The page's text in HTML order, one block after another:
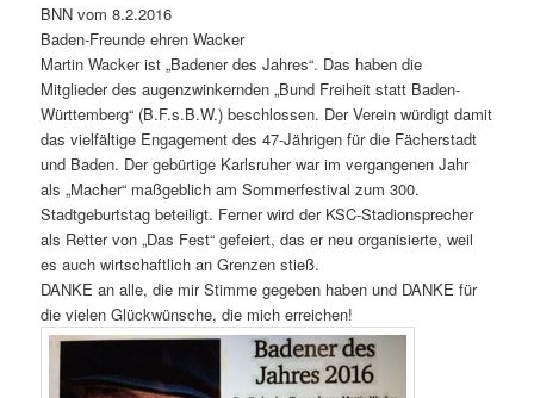
BNN vom 8.2.2016
Baden-Freunde ehren Wacker
Martin Wacker ist „Badener des Jahres“. Das haben die
Mitglieder des augenzwinkernden „Bund Freiheit statt Baden-
Württemberg“ (B.F.s.B.W.) beschlossen. Der Verein würdigt damit
das vielfältige Engagement des 47-Jährigen für die Fächerstadt
und Baden. Der gebürtige Karlsruher war im vergangenen Jahr
als „Macher“ maßgeblich am Sommerfestival zum 300.
Stadtgeburtstag beteiligt. Ferner wird der KSC-Stadionsprecher
als Retter von „Das Fest“ gefeiert, das er neu organisierte, weil
es auch wirtschaftlich an Grenzen stieß.
DANKE an alle, die mir Stimme gegeben haben und DANKE für
die vielen Glückwünsche, die mich erreichen!